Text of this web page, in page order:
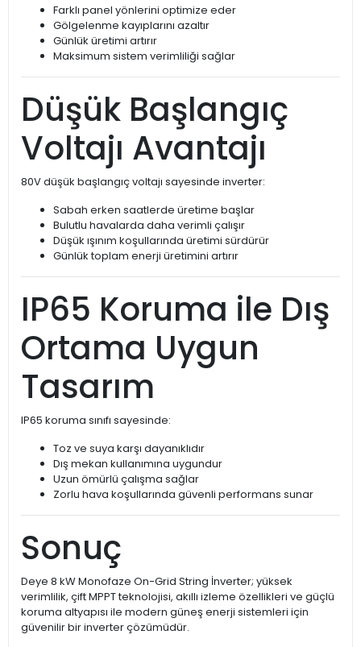
Farklı panel yönlerini optimize eder
Gölgelenme kayıplarını azaltır
Günlük üretimi artırır
Maksimum sistem verimliliği sağlar
Düşük Başlangıç
Voltajı Avantajı
80V düşük başlangıç voltajı sayesinde inverter:
Sabah erken saatlerde üretime başlar
Bulutlu havalarda daha verimli çalışır
Düşük ışınım koşullarında üretimi sürdürür
Günlük toplam enerji üretimini artırır
IP65 Koruma ile Dış
Ortama Uygun
Tasarım
IP65 koruma sınıfı sayesinde:
Toz ve suya karşı dayanıklıdır
Dış mekan kullanımına uygundur
Uzun ömürlü çalışma sağlar
Zorlu hava koşullarında güvenli performans sunar
Sonuç
Deye 8 kW Monofaze On-Grid String İnverter; yüksek
verimlilik, çift MPPT teknolojisi, akıllı izleme özellikleri ve güçlü
koruma altyapısı ile modern güneş enerji sistemleri için
güvenilir bir inverter çözümüdür.